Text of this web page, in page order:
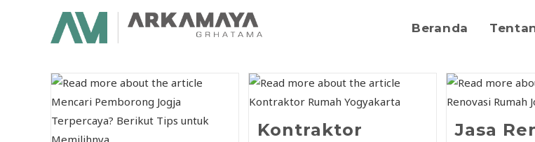
Beranda
Kontraktor
Jasa